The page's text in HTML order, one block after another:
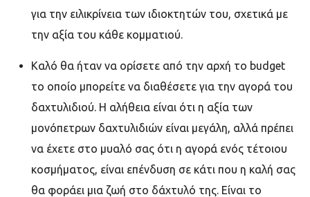
για την ειλικρίνεια των ιδιοκτητών του, σχετικά με
την αξία του κάθε κομματιού.
Καλό θα ήταν να ορίσετε από την αρχή το budget
το οποίο μπορείτε να διαθέσετε για την αγορά του
δαχτυλιδιού. Η αλήθεια είναι ότι η αξία των
μονόπετρων δαχτυλιδιών είναι μεγάλη, αλλά πρέπει
να έχετε στο μυαλό σας ότι η αγορά ενός τέτοιου
κοσμήματος, είναι επένδυση σε κάτι που η καλή σας
θα φοράει μια ζωή στο δάχτυλό της. Είναι το